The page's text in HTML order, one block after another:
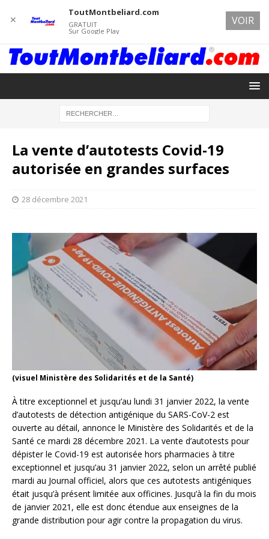
La vente d’autotests Covid-19
autorisée en grandes surfaces
28 décembre 2021
(visuel Ministère des Solidarités et de la Santé)
À titre exceptionnel et jusqu’au lundi 31 janvier 2022, la vente
d’autotests de détection antigénique du SARS-CoV-2 est
ouverte au détail, annonce le Ministère des Solidarités et de la
Santé ce mardi 28 décembre 2021. La vente d’autotests pour
dépister le Covid-19 est autorisée hors pharmacies à titre
exceptionnel et jusqu’au 31 janvier 2022, selon un arrêté publié
mardi au Journal officiel, alors que ces autotests antigéniques
était jusqu’à présent limitée aux officines. Jusqu’à la fin du mois
de janvier 2021, elle est donc étendue aux enseignes de la
grande distribution pour agir contre la propagation du virus.
✕
ToutMontbeliard.com
GRATUIT
Sur Google Play
VOIR